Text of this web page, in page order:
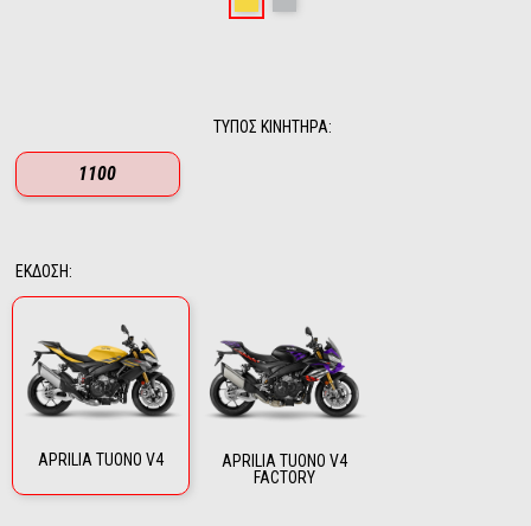
ΤΎΠΟΣ ΚΙΝΗΤΉΡΑ:
1100
ΈΚΔΟΣΗ:
APRILIA TUONO V4
APRILIA TUONO V4
FACTORY